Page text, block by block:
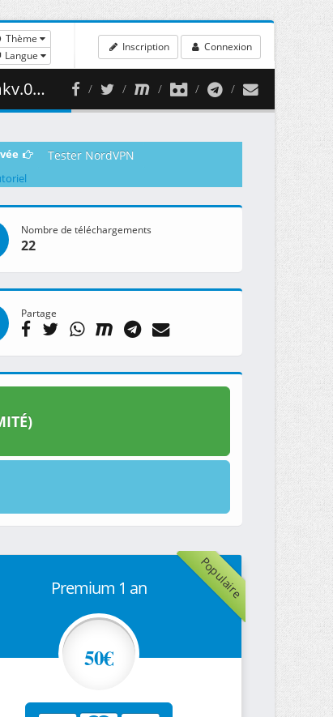
Thème
Langue
Inscription Connexion
)
Tester NordVPN
Nombre de téléchargements
22
Partage
Populaire
Premium 1 an
50€